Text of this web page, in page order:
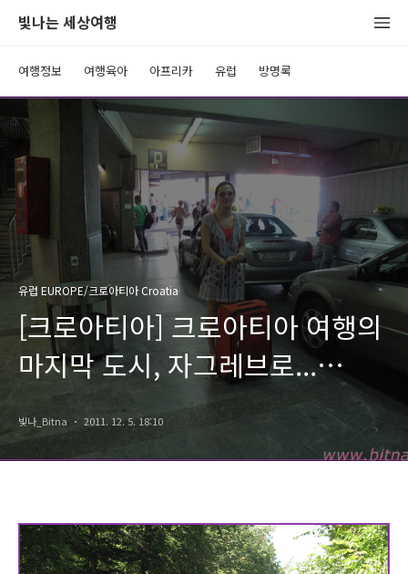
빛나는 세상여행
여행정보 여행육아 아프리카 유럽 방명록
유럽 EUROPE/크로아티아 Croatia
[크로아티아] 크로아티아 여행의
마지막 도시, 자그레브로...
(Zagreb, Croatia)
빛나_Bitna 2011. 12. 5. 18:10